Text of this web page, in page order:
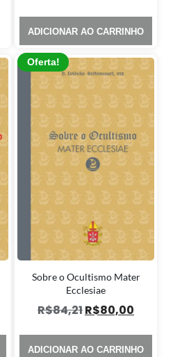
ADICIONAR AO CARRINHO
Oferta!
Sobre o Ocultismo Mater
Ecclesiae
R$84,21R$80,00
ADICIONAR AO CARRINHO